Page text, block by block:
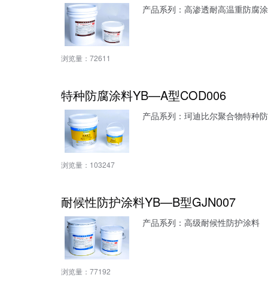
产品系列：高渗透耐高温重防腐
浏览量： 72611
特种防腐涂料YB—A型COD006
产品系列：珂迪比尔聚合物特种
浏览量： 103247
耐候性防护涂料YB—B型GJN007
产品系列：高级耐候性防护涂料
浏览量： 77192